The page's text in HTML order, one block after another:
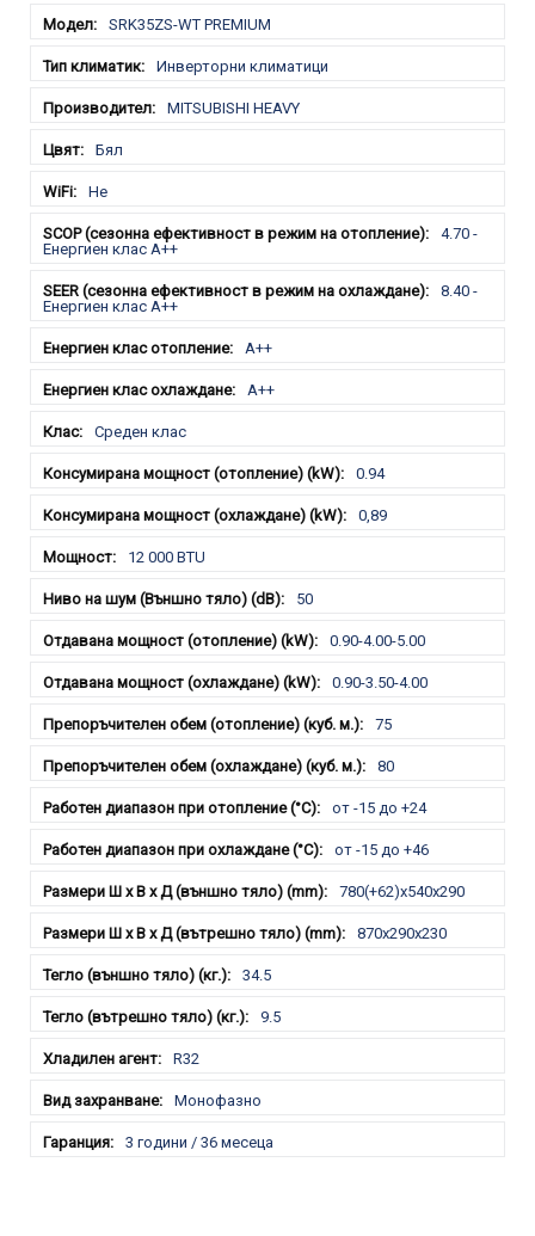
SRK35ZS-WT PREMIUM
Инверторни климатици
MITSUBISHI HEAVY
Бял
Не
4.70 -
Енергиен клас А++
8.40 -
Енергиен клас А++
A++
A++
Среден клас
0.94
0,89
12 000 BTU
50
0.90-4.00-5.00
0.90-3.50-4.00
75
80
от -15 до +24
от -15 до +46
780(+62)x540x290
870x290x230
34.5
9.5
R32
Монофазно
3 години / 36 месеца